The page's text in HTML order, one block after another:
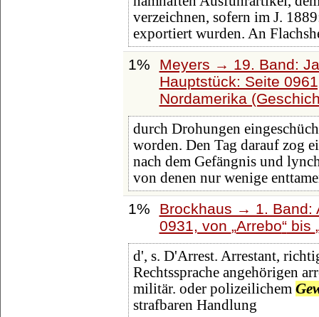
verzeichnen, sofern im J.
exportiert wurden. An
1%
Meyers → 19. Band:
Hauptstück: Seite
Nordamerika
durch Drohungen
worden. Den Tag darauf zog
nach dem Gefängnis und
von denen nur wenige
1%
Brockhaus → 1. Band:
0931, von Arrebo bis
d', s. D'Arrest. Arrestant,
Rechtssprache angehörigen
militär. oder polizeilichem
strafbaren Handlung